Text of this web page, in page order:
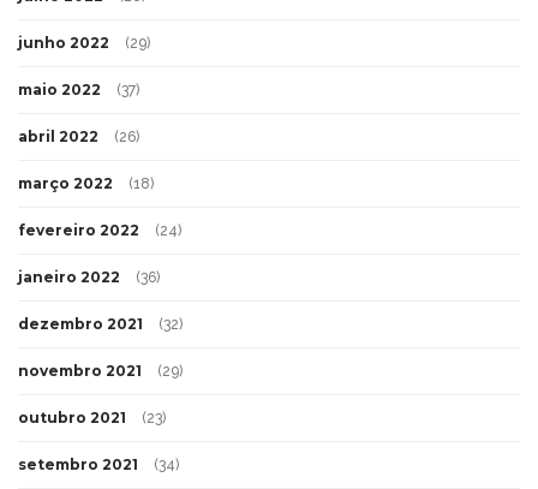
junho 2022 (29)
maio 2022 (37)
abril 2022 (26)
março 2022 (18)
fevereiro 2022 (24)
janeiro 2022 (36)
dezembro 2021 (32)
novembro 2021 (29)
outubro 2021 (23)
setembro 2021 (34)